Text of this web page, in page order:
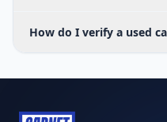
How do I verify a used